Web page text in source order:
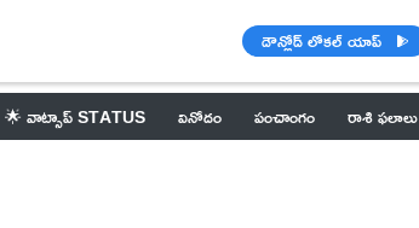
డౌన్లోడ్ లోకల్ యాప్
🌟 వాట్సాప్ STATUS వినోదం పంచాంగం రాశి ఫలాలు